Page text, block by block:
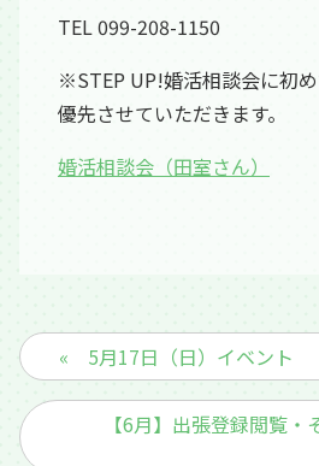
TEL 099-208-1150
※STEP UP!婚活相談会に初
優先させていただきます。
婚活相談会（田室さん）
« 5月17日（日）イベント
【6月】出張登録閲覧